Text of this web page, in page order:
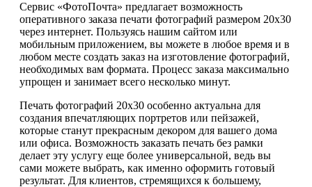
Сервис «ФотоПочта» предлагает возможность
оперативного заказа печати фотографий размером 20х30
через интернет. Пользуясь нашим сайтом или
мобильным приложением, вы можете в любое время и в
любом месте создать заказ на изготовление фотографий,
необходимых вам формата. Процесс заказа максимально
упрощен и занимает всего несколько минут.
Печать фотографий 20х30 особенно актуальна для
создания впечатляющих портретов или пейзажей,
которые станут прекрасным декором для вашего дома
или офиса. Возможность заказать печать без рамки
делает эту услугу еще более универсальной, ведь вы
сами можете выбрать, как именно оформить готовый
результат. Для клиентов, стремящихся к большему,